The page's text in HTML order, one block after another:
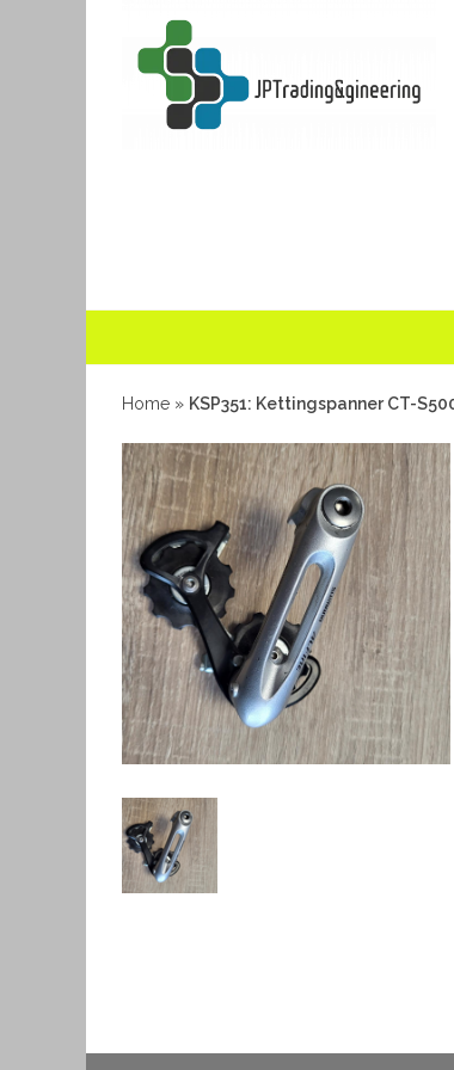
Home » KSP351: Kettingspanner CT-